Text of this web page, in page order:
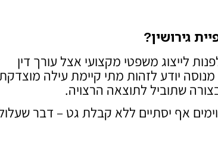
גירושין?
לייצוג משפטי מקצועי אצל עורך דין
מנוסה יודע לזהות מתי קיימת עילה
שתוביל לתוצאה הרצויה.
אף יסתיים ללא קבלת גט – דבר